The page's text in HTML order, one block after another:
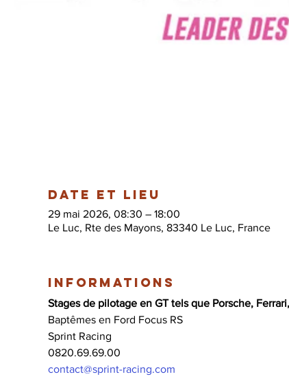
Date et lieu
29 mai 2026, 08:30 – 18:00
Le Luc, Rte des Mayons, 83340 Le Luc, France
Informations
Stages de pilotage en GT tels que Porsche,
Baptêmes en Ford Focus RS
Sprint Racing
0820.69.69.00
contact@sprint-racing.com